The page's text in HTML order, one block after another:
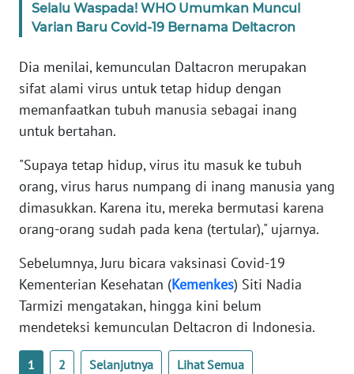
Selalu Waspada! WHO Umumkan Muncul
Varian Baru Covid-19 Bernama Deltacron
Dia menilai, kemunculan Daltacron merupakan
sifat alami virus untuk tetap hidup dengan
memanfaatkan tubuh manusia sebagai inang
untuk bertahan.
"Supaya tetap hidup, virus itu masuk ke tubuh
orang, virus harus numpang di inang manusia yang
dimasukkan. Karena itu, mereka bermutasi karena
orang-orang sudah pada kena (tertular)," ujarnya.
Sebelumnya, Juru bicara vaksinasi Covid-19
Kementerian Kesehatan (Kemenkes) Siti Nadia
Tarmizi mengatakan, hingga kini belum
mendeteksi kemunculan Deltacron di Indonesia.
1 2 Selanjutnya Lihat Semua
WN
SUMUT
WN
JAKARTA
WN
WN
BANTEN
NTT
WN
KEPRI